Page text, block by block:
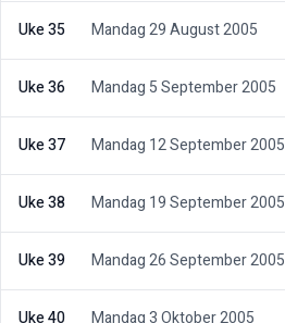
Uke 35 Mandag 29 August 2005
Uke 36 Mandag 5 September 2005
Uke 37 Mandag 12 September 2005
Uke 38 Mandag 19 September 2005
Uke 39 Mandag 26 September 2005